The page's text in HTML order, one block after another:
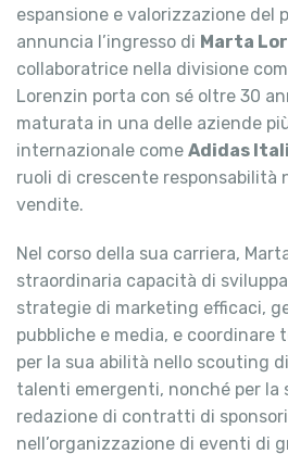
espansione e valorizzazione del
annuncia l’ingresso di Marta
collaboratrice nella divisione
Lorenzin porta con sé oltre 30
maturata in una delle aziende
internazionale come Adidas
ruoli di crescente responsabilità
vendite.
Nel corso della sua carriera,
straordinaria capacità di
strategie di marketing efficaci,
pubbliche e media, e coordinare
per la sua abilità nello scouting
talenti emergenti, nonché per la
redazione di contratti di
nell’organizzazione di eventi di